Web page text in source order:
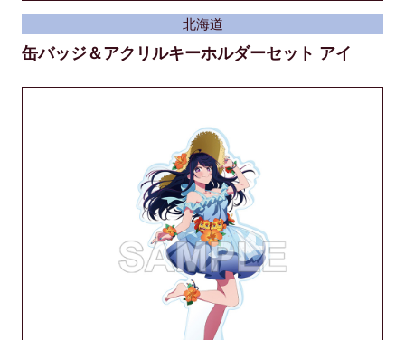
缶バッジ＆アクリルキーホルダーセット アイ
北海道